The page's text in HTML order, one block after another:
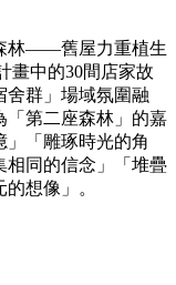
林——舊屋力重植生
畫中的30間店家故
舍群」場域氛圍融
「第二座森林」的嘉
」「雕琢時光的角
相同的信念」「堆疊
想像」。